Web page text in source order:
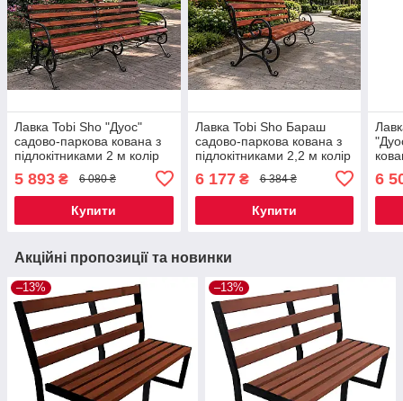
Лавка Tobi Sho "Дуос"
садово-паркова кована з
підлокітниками 2 м колір
5 893 ₴ 6 080 ₴
Купити
Лавка Tobi Sho Бараш
садово-паркова кована з
підлокітниками 2,2 м колір
6 177₴ 6 384 ₴
Купити
6
Акційні пропозиції та новинки
–13% –13%